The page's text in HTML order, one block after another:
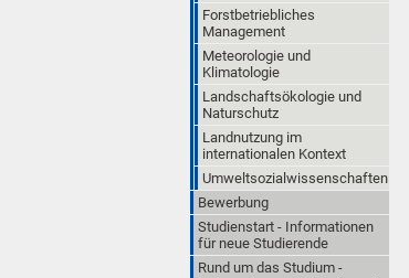
Forstbetriebliches
Management
Meteorologie und
Klimatologie
Landschaftsökologie und
Naturschutz
Landnutzung im
internationalen Kontext
Umweltsozialwissenschaften
Bewerbung
Studienstart - Informationen
für neue Studierende
Rund um das Studium -